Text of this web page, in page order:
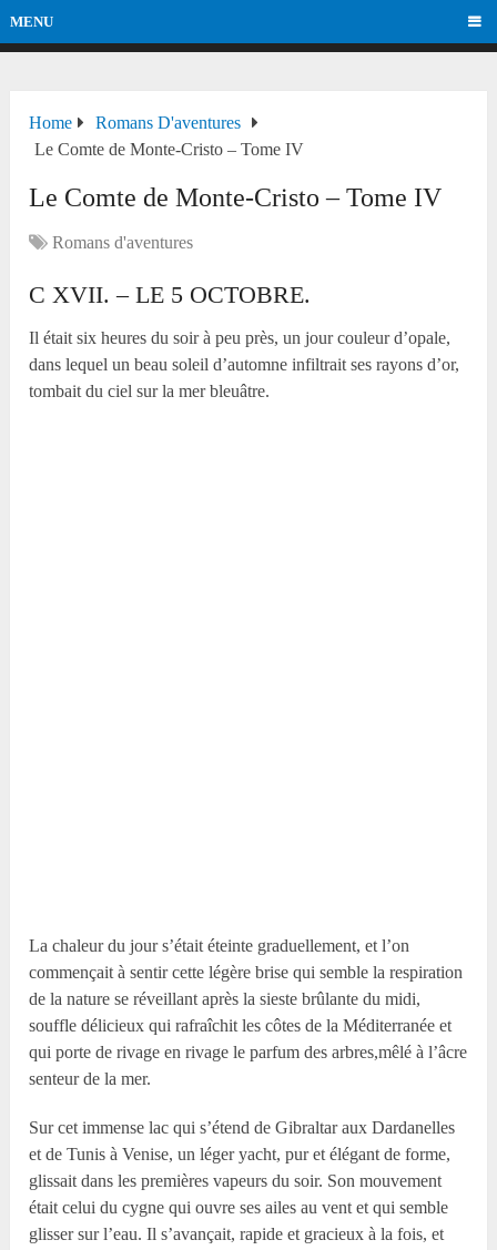
MENU
Home
Romans D'aventures
Le Comte de Monte-Cristo – Tome IV
Le Comte de Monte-Cristo – Tome IV
Romans d'aventures
C XVII. – LE 5 OCTOBRE.
Il était six heures du soir à peu près, un jour couleur d’opale,
dans lequel un beau soleil d’automne infiltrait ses rayons d’or,
tombait du ciel sur la mer bleuâtre.
La chaleur du jour s’était éteinte graduellement, et l’on
commençait à sentir cette légère brise qui semble la respiration
de la nature se réveillant après la sieste brûlante du midi,
souffle délicieux qui rafraîchit les côtes de la Méditerranée et
qui porte de rivage en rivage le parfum des arbres,mêlé à l’âcre
senteur de la mer.
Sur cet immense lac qui s’étend de Gibraltar aux Dardanelles
et de Tunis à Venise, un léger yacht, pur et élégant de forme,
glissait dans les premières vapeurs du soir. Son mouvement
était celui du cygne qui ouvre ses ailes au vent et qui semble
glisser sur l’eau. Il s’avançait, rapide et gracieux à la fois, et